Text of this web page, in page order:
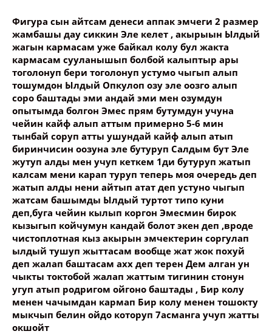
Фигура сын айтсам денеси аппак эмчеги 2 размер
жамбашы дау сиккин Эле келет , акырыын Ылдый
жагын кармасам уже байкал колу бул жакта
кармасам сууланышып болбой калыптыр ары
тоголонуп бери тоголонуп устумо чыгып алып
тошумдон Ылдый Опкулоп озу эле оозго алып
соро баштады эми андай эми мен озумдун
опытымда болгон Эмес прям бутумдун учуна
чейин кайф алып аттым примерно 5-6 мин
тынбай соруп атты ушундай кайф алып атып
биринчисин оозуна эле бутуруп Салдым бут Эле
жутуп алды мен учуп кеткем 1ди бутуруп жатып
калсам мени карап туруп теперь моя очередь деп
жатып алды нени айтып атат деп устуно чыгып
жатсам башымды Ылдый туртот типо куни
деп,буга чейин кылып коргон Эмесмин бирок
кызыгып койчумун кандай болот экен деп ,вроде
чистоплотная кыз акырын эмчектерин соргулап
ылдый тушуп жыттасам вообще жат жок похуй
деп жалап баштасам ахх деп терен Дем алган ун
чыкты токтобой жалап жаттым тигинин стонун
угуп атып родригом ойгоно баштады , Бир колу
менен чачымдан кармап Бир колу менен тошокту
мыкчып белин ойдо которуп 7асманга учуп жатты
окшойт